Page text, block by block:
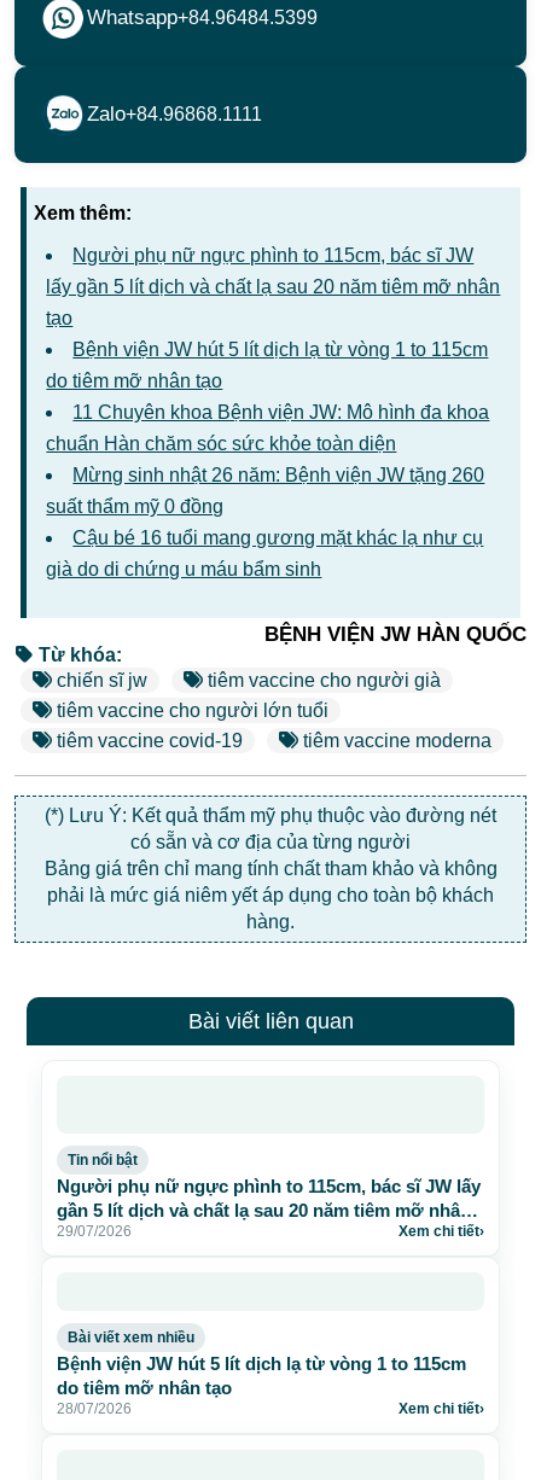
Whatsapp+84.96484.5399
Zalo+84.96868.1111
Xem thêm:
Người phụ nữ ngực phình to 115cm, bác sĩ JW
lấy gần 5 lít dịch và chất lạ sau 20 năm tiêm mỡ nhân
tạo
Bệnh viện JW hút 5 lít dịch lạ từ vòng 1 to 115cm
do tiêm mỡ nhân tạo
11 Chuyên khoa Bệnh viện JW: Mô hình đa khoa
chuẩn Hàn chăm sóc sức khỏe toàn diện
Mừng sinh nhật 26 năm: Bệnh viện JW tặng 260
suất thẩm mỹ 0 đồng
Cậu bé 16 tuổi mang gương mặt khác lạ như cụ
già do di chứng u máu bẩm sinh
BỆNH VIỆN JW HÀN QUỐC
Từ khóa:
chiến sĩ jw
tiêm vaccine cho người già
tiêm vaccine cho người lớn tuổi
tiêm vaccine covid-19
tiêm vaccine moderna
(*) Lưu Ý: Kết quả thẩm mỹ phụ thuộc vào đường nét
có sẵn và cơ địa của từng người
Bảng giá trên chỉ mang tính chất tham khảo và không
phải là mức giá niêm yết áp dụng cho toàn bộ khách
hàng.
Bài viết liên quan
Tin nổi bật
Người phụ nữ ngực phình to 115cm, bác sĩ JW lấy
gần 5 lít dịch và chất lạ sau 20 năm tiêm mỡ nhân
tạo
29/07/2026 Xem chi tiết›
Bài viết xem nhiều
Bệnh viện JW hút 5 lít dịch lạ từ vòng 1 to 115cm
do tiêm mỡ nhân tạo
28/07/2026 Xem chi tiết›